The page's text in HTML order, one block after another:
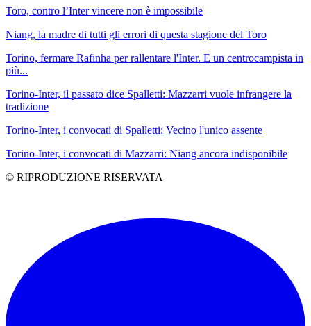
Toro, contro l’Inter vincere non è impossibile
Niang, la madre di tutti gli errori di questa stagione del Toro
Torino, fermare Rafinha per rallentare l'Inter. E un centrocampista in
più...
Torino-Inter, il passato dice Spalletti: Mazzarri vuole infrangere la
tradizione
Torino-Inter, i convocati di Spalletti: Vecino l'unico assente
Torino-Inter, i convocati di Mazzarri: Niang ancora indisponibile
© RIPRODUZIONE RISERVATA